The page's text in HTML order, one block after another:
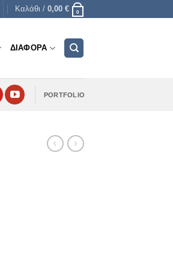
Καλάθι / 0,00 € 0
ΔΙΑΦΟΡΑ
PORTFOLIO